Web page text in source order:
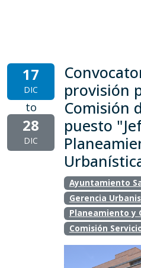
17
DIC
to
28
DIC
provisión
Comisión
puesto
Ayuntamiento
Gerencia
Planeamiento y
Comisión